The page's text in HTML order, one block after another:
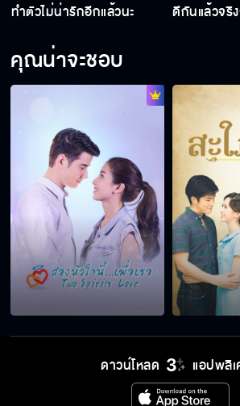
ขอโทษที่ไม่ได้อยู่ข้างๆ
ถ้าอยากรู้ก็ต้องรอดู
ฝากเนื้อฝากตัวด้วยนะ
ทำตัวไม่น่ารักอีกแล้วนะ ดีกันแล้วจริ
คุณน่าจะชอบ
ดาวน์โหลด แอปพลิ